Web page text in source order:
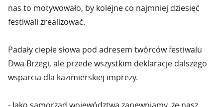
nas to motywowało, by kolejne co najmniej dziesięć
festiwali zrealizować.
Padały ciepłe słowa pod adresem twórców festiwalu
Dwa Brzegi, ale przede wszystkim deklaracje dalszego
wsparcia dla kazimierskiej imprezy.